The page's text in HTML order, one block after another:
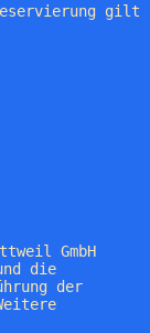
gilt
GmbH
die
der